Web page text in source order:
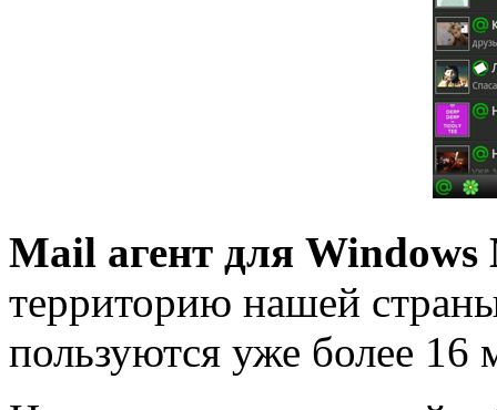
Mail агент для Windows
территорию нашей
пользуются уже более 16